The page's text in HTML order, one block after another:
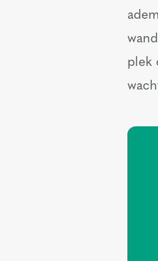
plek